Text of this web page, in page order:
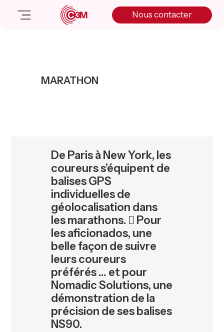
Nous contacter
Salle de presse
Nous contacter
MARATHON
De Paris à New York, les
coureurs s’équipent de
balises GPS
individuelles de
géolocalisation dans
les marathons.  Pour
les aficionados, une
belle façon de suivre
leurs coureurs
préférés … et pour
Nomadic Solutions, une
démonstration de la
précision de ses balises
NS90.